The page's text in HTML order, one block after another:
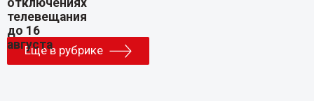
Еще в рубрике